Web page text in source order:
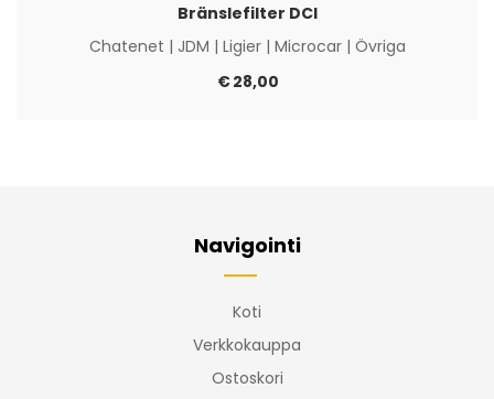
Bränslefilter DCI
Chatenet | JDM | Ligier| Microcar| Övriga
€28,00
Navigointi
Koti
Verkkokauppa
Ostoskori